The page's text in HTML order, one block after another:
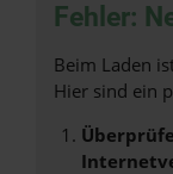
Fehler:
Beim Laden
Hier sind ein